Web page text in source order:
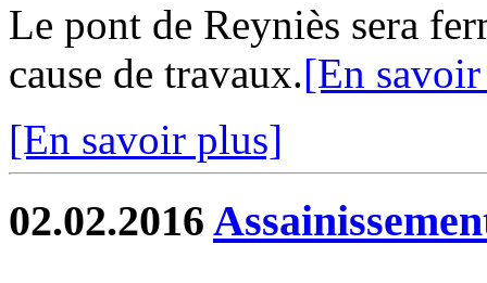
Le pont de Reyniès sera
cause de travaux.[En
[En savoir plus]
02.02.2016